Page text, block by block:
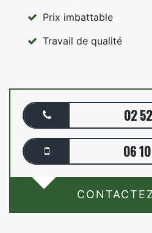
Prix imbattable
Travail de qualité
02
06